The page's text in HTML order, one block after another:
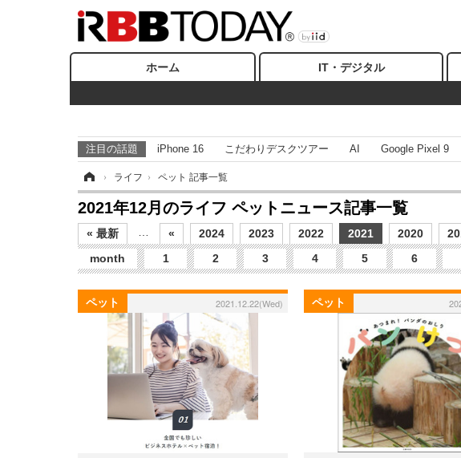
ホーム IT・デジタル
注目の話題 iPhone 16 こだわりデスクツアー AI Google Pixel 9
› ライフ › ペット 記事一覧
2021年12月のライフ ペットニュース記事一覧
« 最新 « 2024 2023 2022 2021 2020
month
1 2 3 4 5 6
ペット 2021.12.22(Wed) ペット